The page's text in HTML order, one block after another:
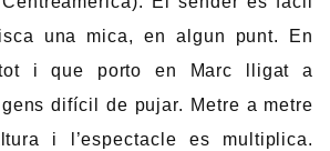
una mica, en algun punt. En
i que porto en Marc lligat a
gens difícil de pujar. Metre a metre
i l’espectacle es multiplica.